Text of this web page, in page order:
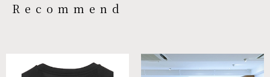
Recommend